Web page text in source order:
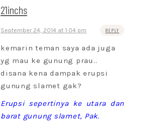
21inchs
September 24, 2014 at 1:04 pm REPLY
kemarin teman saya ada juga
yg mau ke gunung prau..
disana kena dampak erupsi
gunung slamet gak?
Erupsi sepertinya ke utara dan
barat gunung slamet, Pak.